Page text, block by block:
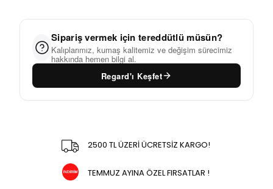
Sipariş vermek için tereddütlü müsün?
Kalıplarımız, kumaş kalitemiz ve değişim sürecimiz
hakkında hemen bilgi al.
Regard'ı Keşfet
2500 TL ÜZERİ ÜCRETSİZ KARGO!
TEMMUZ AYINA ÖZEL FIRSATLAR !